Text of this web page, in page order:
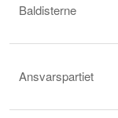
Baldisterne
Ansvarspartiet